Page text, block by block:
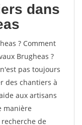
dans
? Comment
Brugheas ?
pas toujours
des chantiers à
aux artisans
manière
de